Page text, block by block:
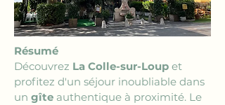
Résumé
Découvrez La Colle-sur-Loup et
profitez d'un séjour inoubliable dans
un gîte authentique à proximité. Le